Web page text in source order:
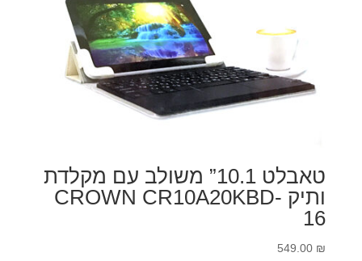
טאבלט 10.1” משולב עם מקלדת
ותיק CROWN CR10A20KBD-
16
549.00 ₪